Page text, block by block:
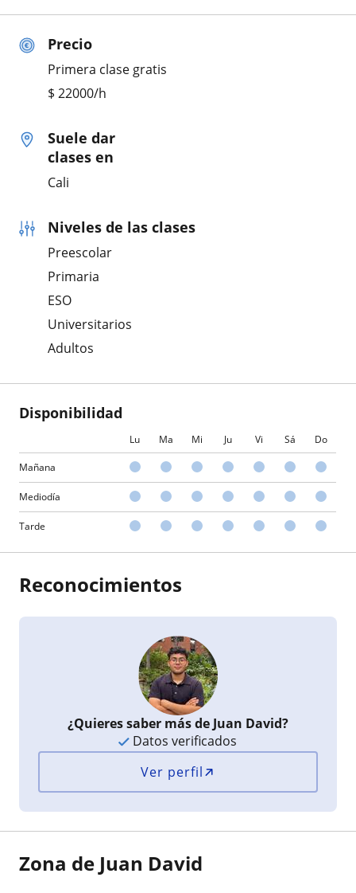
Precio
Primera clase gratis
$ 22000/h
Suele dar
clases en
Cali
Niveles de las clases
Preescolar
Primaria
ESO
Universitarios
Adultos
Disponibilidad
Lu Ma Mi Ju Vi Sá Do
Mañana
Mediodía
Tarde
Reconocimientos
¿Quieres saber más de Juan David?
Datos verificados
Ver perfil
Zona de Juan David